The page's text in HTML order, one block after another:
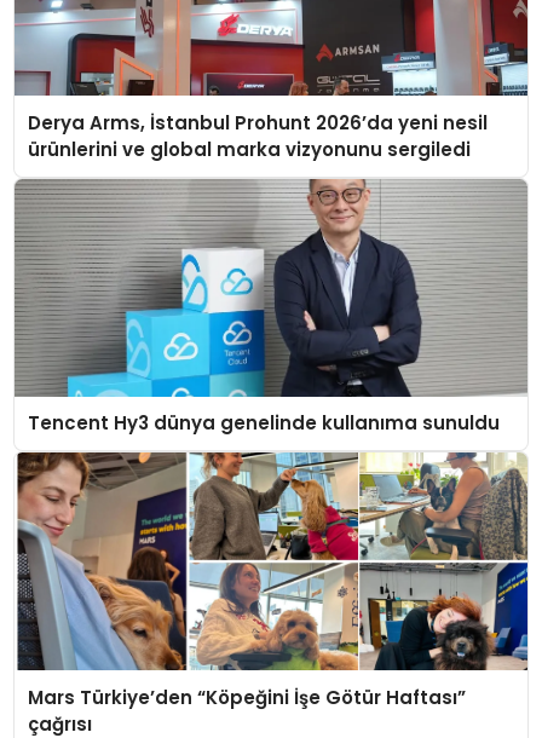
Derya Arms, İstanbul Prohunt 2026’da yeni nesil
ürünlerini ve global marka vizyonunu sergiledi
Tencent Hy3 dünya genelinde kullanıma sunuldu
Mars Türkiye’den “Köpeğini İşe Götür Haftası”
çağrısı